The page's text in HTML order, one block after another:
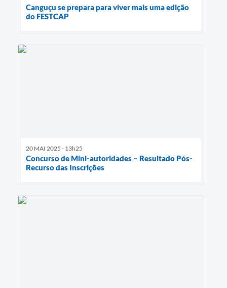
Canguçu se prepara para viver mais uma edição
do FESTCAP
20 MAI 2025 - 13h25
Concurso de Mini-autoridades – Resultado Pós-
Recurso das Inscrições